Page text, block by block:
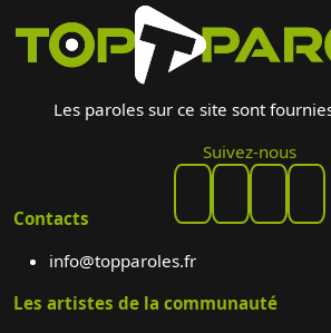
Les paroles sur ce site sont
Suivez-nous
Contacts
info@topparoles.fr
Les artistes de la communauté